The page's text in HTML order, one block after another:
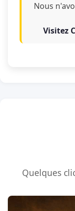
Nous
Visitez
Quelques